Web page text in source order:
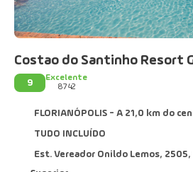
Costao do Santinho Resort
9
Excelente
8742
FLORIANÓPOLIS - A 21,0 km do
TUDO INCLUÍDO
Est. Vereador Onildo Lemos, 2505,